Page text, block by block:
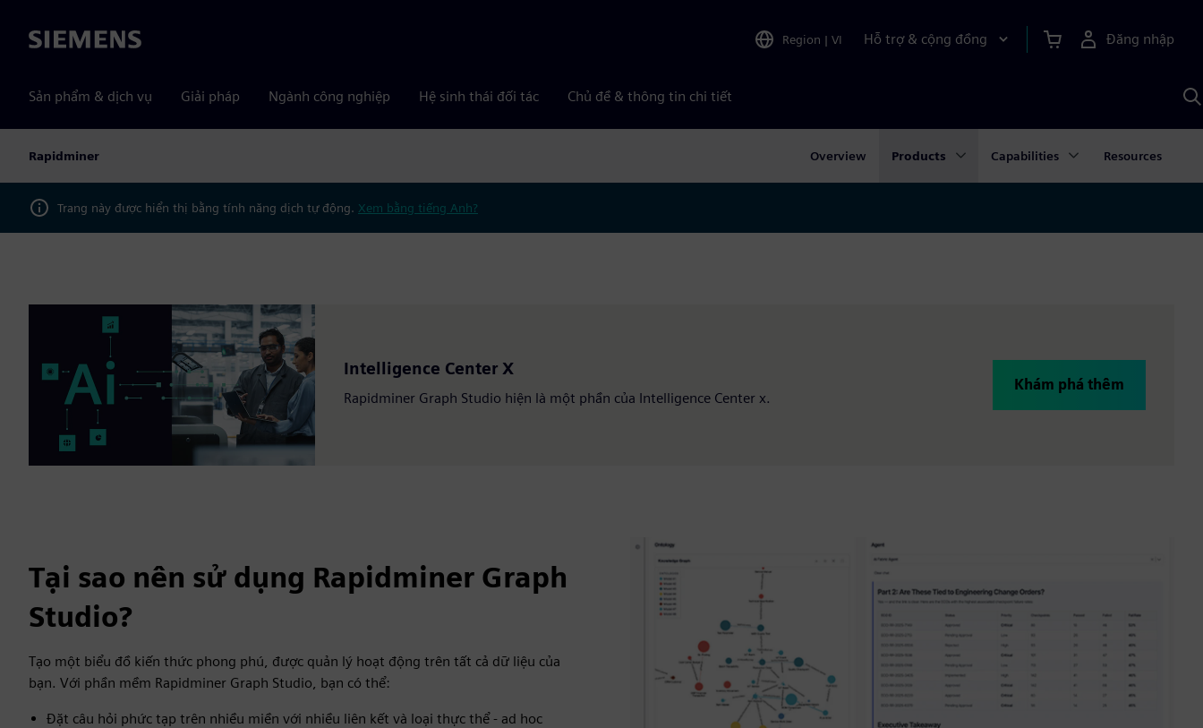
Siemens Region | VI Hỗ trợ & cộng đồng Đăng nhập
Sản phẩm & dịch vụ Giải pháp Ngành công nghiệp Hệ sinh thái đối tác Chủ đề & thông tin chi tiết
Rapidminer Overview Products Capabilities Resources
Trang này được hiển thị bằng tính năng dịch tự động. Xem bằng tiếng Anh?
Intelligence Center X
Rapidminer Graph Studio hiện là một phần của Intelligence Center x.
Khám phá thêm
Tại sao nên sử dụng Rapidminer Graph
Studio?
Tạo một biểu đồ kiến thức phong phú, được quản lý hoạt động trên tất cả dữ liệu của
bạn. Với phần mềm Rapidminer Graph Studio, bạn có thể:
Đặt câu hỏi phức tạp trên nhiều miền với nhiều liên kết và loại thực thể - ad hoc